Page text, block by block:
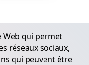
Web qui permet
réseaux sociaux,
qui peuvent être